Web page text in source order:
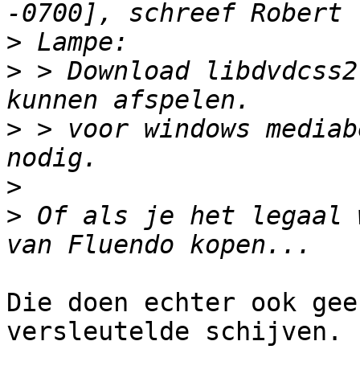
>
> > Download
> > voor windows
>
> Of als je het legaal
Die doen echter ook
versleutelde schijven.